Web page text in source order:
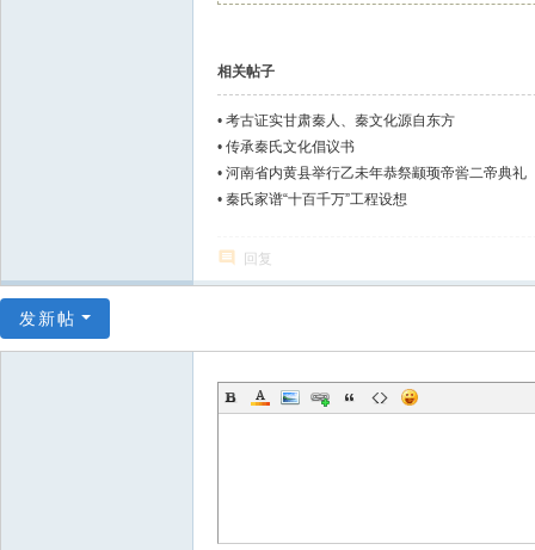
相关帖子
• 考古证实甘肃秦人、秦文化源自东方
• 传承秦氏文化倡议书
• 河南省内黄县举行乙未年恭祭颛顼帝喾二帝典礼
• 秦氏家谱“十百千万”工程设想
回复
发新帖